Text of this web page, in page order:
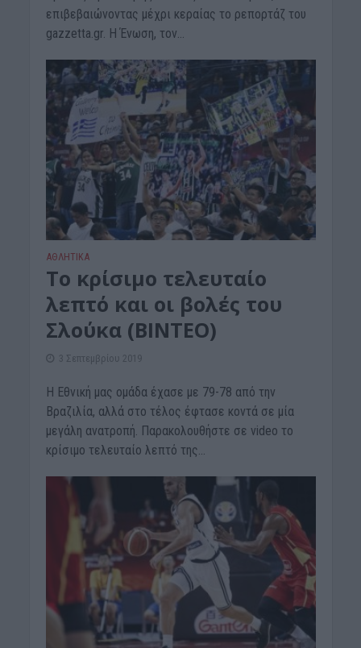
επιβεβαιώνοντας μέχρι κεραίας το ρεπορτάζ του
gazzetta.gr. Η Ένωση, τον...
ΑΘΛΗΤΙΚΑ
Το κρίσιμο τελευταίο
λεπτό και οι βολές του
Σλούκα (BINTEO)
3 Σεπτεμβρίου 2019
Η Εθνική μας ομάδα έχασε με 79-78 από την
Βραζιλία, αλλά στο τέλος έφτασε κοντά σε μία
μεγάλη ανατροπή. Παρακολουθήστε σε video το
κρίσιμο τελευταίο λεπτό της...